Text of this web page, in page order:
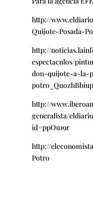
http://
Quijote-Posada-
http://
espectaculos/
don-quijote-a-la-
http://
generalista/
id=ppOu19r
http://
Potro